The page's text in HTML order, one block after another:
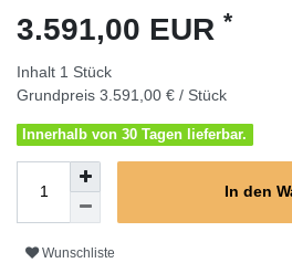
3.591,00 EUR *
Inhalt 1 Stück
Grundpreis 3.591,00 € / Stück
Innerhalb von 30 Tagen lieferbar.
In den
Wunschliste